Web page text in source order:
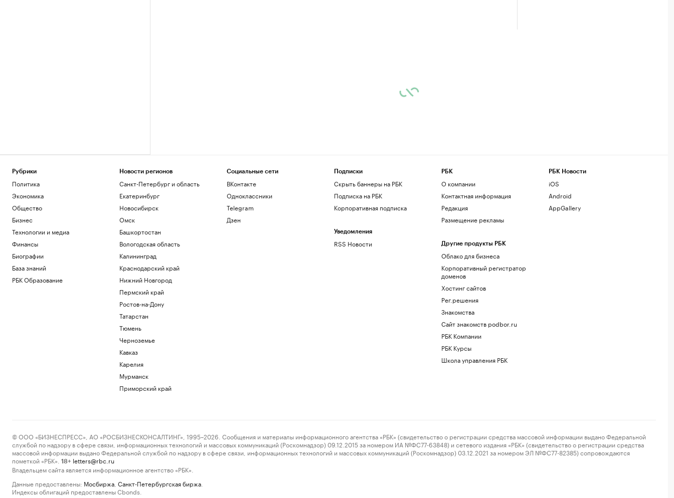
Рубрики
Политика
Экономика
Общество
Бизнес
Технологии и медиа
Финансы
Биографии
База знаний
РБК Образование
Новости регионов
Санкт-Петербург и область
Екатеринбург
Новосибирск
Омск
Башкортостан
Вологодская область
Калининград
Краснодарский край
Нижний Новгород
Пермский край
Ростов-на-Дону
Татарстан
Тюмень
Черноземье
Кавказ
Карелия
Мурманск
Приморский край
Социальные сети
ВКонтакте
Одноклассники
Telegram
Дзен
Подписки
Скрыть баннеры на РБК
Подписка на РБК
Корпоративная подписка
Уведомления
RSS Новости
РБК
О компании
Контактная информация
Редакция
Размещение рекламы
Другие продукты РБК
Облако для бизнеса
Корпоративный регистратор
доменов
Хостинг сайтов
Рег.решения
Знакомства
Сайт знакомств podbor.ru
РБК Компании
РБК Курсы
Школа управления РБК
РБК Новости
iOS
Android
AppGallery
© ООО «БИЗНЕСПРЕСС», АО «РОСБИЗНЕСКОНСАЛТИНГ», 1995–2026. Сообщения и материалы информационного агентства «РБК» (свидетельство о регистрации средства массовой информации выдано Федеральной
службой по надзору в сфере связи, информационных технологий и массовых коммуникаций (Роскомнадзор) 09.12.2015 за номером ИА №ФС77-63848) и сетевого издания «РБК» (свидетельство о регистрации средства
массовой информации выдано Федеральной службой по надзору в сфере связи, информационных технологий и массовых коммуникаций (Роскомнадзор) 03.12.2021 за номером ЭЛ №ФС77-82385) сопровождаются
пометкой «РБК».
18+ letters@rbc.ru
Владельцем сайта является информационное агентство «РБК».
Данные предоставлены: Мосбиржа Санкт-Петербургская биржа
Индексы облигаций предоставлены Cbonds.